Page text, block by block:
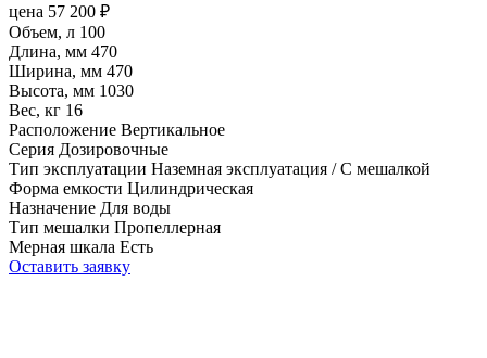
цена 57 200 ₽
Объем, л 100
Длина, мм 470
Ширина, мм 470
Высота, мм 1030
Вес, кг 16
Расположение Вертикальное
Серия Дозировочные
Тип эксплуатации Наземная эксплуатация / С мешалкой
Форма емкости Цилиндрическая
Назначение Для воды
Тип мешалки Пропеллерная
Мерная шкала Есть
Оставить заявку